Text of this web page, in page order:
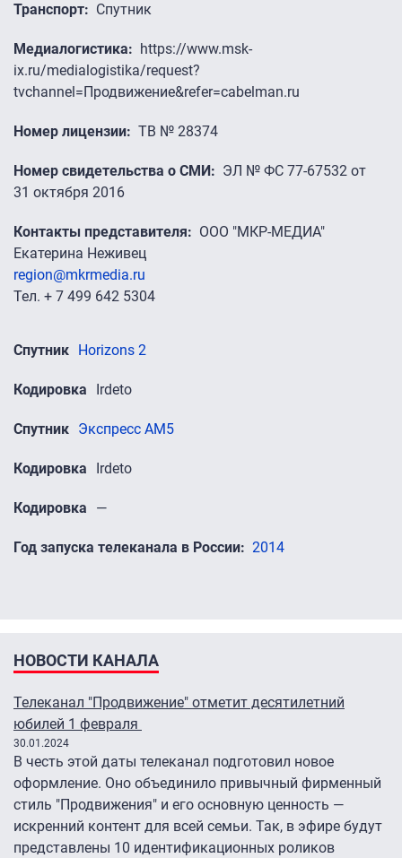
Транспорт Спутник
Медиалогистика
https://www.msk-
ix.ru/medialogistika/request?
tvchannel=Продвижение&refer=cabelman.ru
Номер лицензии ТВ № 28374
Номер свидетельства о СМИ
ЭЛ № ФС 77-67532 от
31 октября 2016
Контакты представителя
ООО "МКР-МЕДИА"
Екатерина Неживец
region@mkrmedia.ru
Тел. + 7 499 642 5304
Спутник Horizons 2
Кодировка Irdeto
Спутник Экспресс AM5
Кодировка Irdeto
Кодировка —
Год запуска телеканала в России 2014
НОВОСТИ КАНАЛА
Телеканал "Продвижение" отметит десятилетний
юбилей 1 февраля
30.01.2024
В честь этой даты телеканал подготовил новое
оформление. Оно объединило привычный фирменный
стиль "Продвижения" и его основную ценность —
искренний контент для всей семьи. Так, в эфире будут
представлены 10 идентификационных роликов